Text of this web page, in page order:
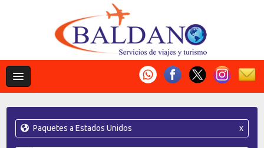
Paquetes a Estados Unidos x